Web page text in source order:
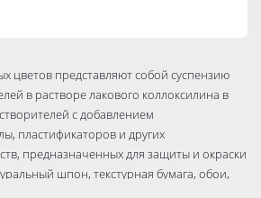
цветов представляют собой суспензию
в растворе лакового коллоксилина в
с добавлением
пластификаторов и других
предназначенных для защиты и окраски
шпон, текстурная бумага, обои,
загрунтованных или